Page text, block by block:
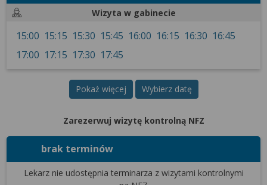
Wizyta w gabinecie
15:00 15:15 15:30 15:45 16:00 16:15 16:30 16:45
17:00 17:15 17:30 17:45
Pokaż więcej Wybierz datę
Zarezerwuj wizytę kontrolną NFZ
brak terminów
Lekarz nie udostępnia terminarza z wizytami kontrolnymi
Więcej informacji na temat wykorzystywania
znajdziesz w Regulaminie Serwisu.